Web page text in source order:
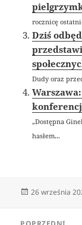
rocznicę
Dziś
Dudy oraz
„Dostępna
hasłem...
Data
26 września